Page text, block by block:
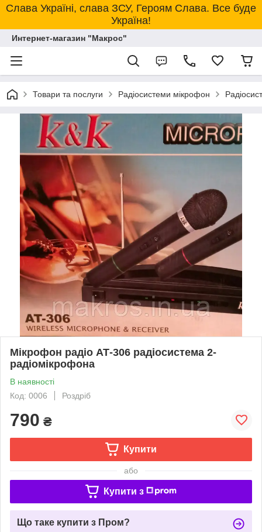
Слава Україні, слава ЗСУ, Героям Слава. Все буде
Україна!
Интернет-магазин "Макрос"
Товари та послуги Радіосистеми мікрофон
Мікрофон радіо АТ-306 радіосистема 2-
радіомікрофона
В наявності
Код: 0006
Роздріб
790 ₴
Купити
або
Купити з
Що таке купити з Пром?